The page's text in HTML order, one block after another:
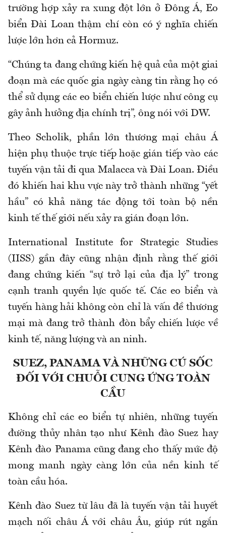
trường hợp xảy ra xung đột lớn ở Đông Á, Eo
biển Đài Loan thậm chí còn có ý nghĩa chiến
lược lớn hơn cả Hormuz.
“Chúng ta đang chứng kiến hệ quả của một giai
đoạn mà các quốc gia ngày càng tin rằng họ có
thể sử dụng các eo biển chiến lược như công cụ
gây ảnh hưởng địa chính trị”, ông nói với DW.
Theo Scholik, phần lớn thương mại châu Á
hiện phụ thuộc trực tiếp hoặc gián tiếp vào các
tuyến vận tải đi qua Malacca và Đài Loan. Điều
đó khiến hai khu vực này trở thành những “yết
hầu” có khả năng tác động tới toàn bộ nền
kinh tế thế giới nếu xảy ra gián đoạn lớn.
International Institute for Strategic Studies
(IISS) gần đây cũng nhận định rằng thế giới
đang chứng kiến “sự trở lại của địa lý” trong
cạnh tranh quyền lực quốc tế. Các eo biển và
tuyến hàng hải không còn chỉ là vấn đề thương
mại mà đang trở thành đòn bẩy chiến lược về
kinh tế, năng lượng và an ninh.
SUEZ, PANAMA VÀ NHỮNG CÚ SỐC
ĐỐI VỚI CHUỖI CUNG ỨNG TOÀN
CẦU
Không chỉ các eo biển tự nhiên, những tuyến
đường thủy nhân tạo như Kênh đào Suez hay
Kênh đào Panama cũng đang cho thấy mức độ
mong manh ngày càng lớn của nền kinh tế
toàn cầu hóa.
Kênh đào Suez từ lâu đã là tuyến vận tải huyết
mạch nối châu Á với châu Âu, giúp rút ngắn